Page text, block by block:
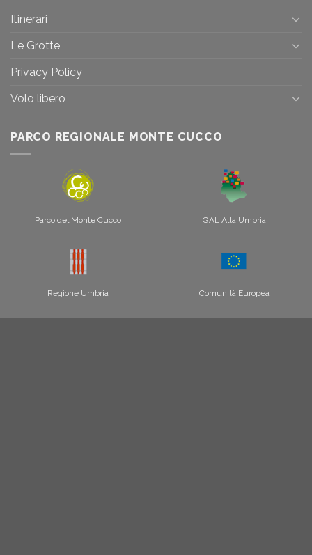
Itinerari
Le Grotte
Privacy Policy
Volo libero
PARCO REGIONALE MONTE CUCCO
Parco del Monte Cucco GAL Alta Umbria
Regione Umbria Comunità Europea